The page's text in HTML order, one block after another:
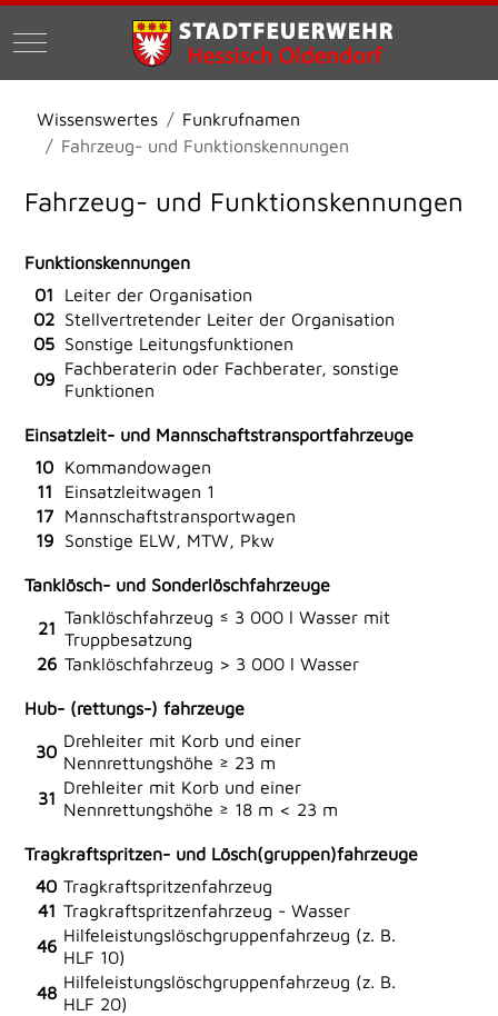
Mobile Menu Toggle
Wissenswertes
Funkrufnamen
Fahrzeug- und Funktionskennungen
Fahrzeug- und Funktionskennungen
Funktionskennungen
01
Leiter der Organisation
02 Stellvertretender Leiter der Organisation
05 Sonstige Leitungsfunktionen
09
Fachberaterin oder Fachberater, sonstige
Funktionen
Einsatzleit- und Mannschaftstransportfahrzeuge
10
Kommandowagen
11
Einsatzleitwagen 1
17
Mannschaftstransportwagen
19
Sonstige ELW, MTW, Pkw
Tanklösch- und Sonderlöschfahrzeuge
21
Tanklöschfahrzeug ≤ 3 000 l Wasser mit
Truppbesatzung
26 Tanklöschfahrzeug > 3 000 l Wasser
Hub- (rettungs-) fahrzeuge
30
Drehleiter mit Korb und einer
Nennrettungshöhe ≥ 23 m
31
Drehleiter mit Korb und einer
Nennrettungshöhe ≥ 18 m < 23 m
Tragkraftspritzen- und Lösch(gruppen)fahrzeuge
40 Tragkraftspritzenfahrzeug
41 Tragkraftspritzenfahrzeug - Wasser
46
Hilfeleistungslöschgruppenfahrzeug (z. B.
HLF 10)
48
Hilfeleistungslöschgruppenfahrzeug (z. B.
HLF 20)